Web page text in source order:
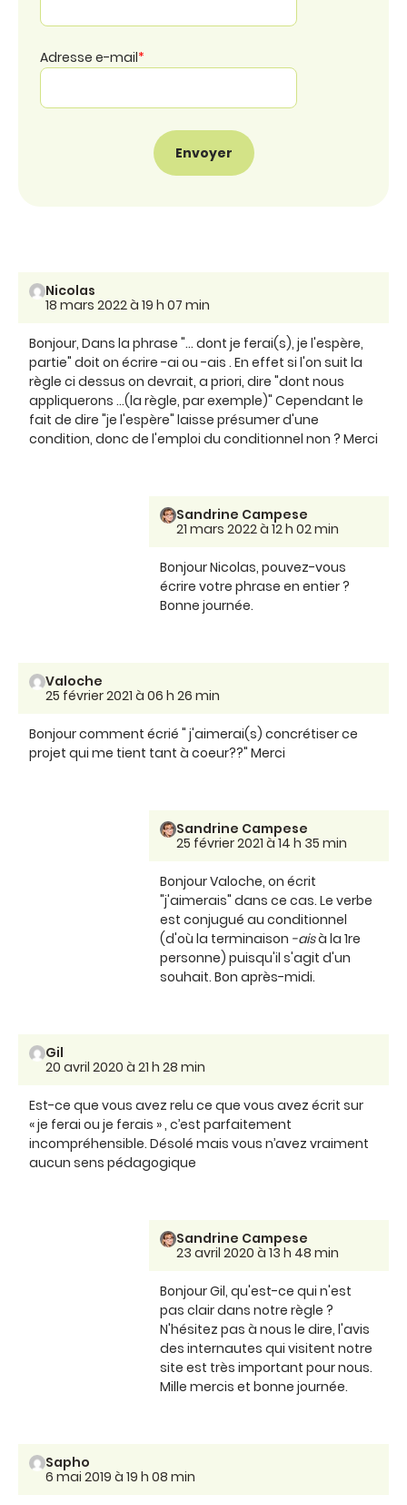
Adresse e-mail*
Nicolas
18 mars 2022 à 19 h 07 min
Bonjour, Dans la phrase "... dont je ferai(s), je l'espère,
partie" doit on écrire -ai ou -ais . En effet si l'on suit la
règle ci dessus on devrait, a priori, dire "dont nous
appliquerons ...(la règle, par exemple)" Cependant le
fait de dire "je l'espère" laisse présumer d'une
condition, donc de l'emploi du conditionnel non ? Merci
Sandrine Campese
21 mars 2022 à 12 h 02 min
Bonjour Nicolas, pouvez-vous
écrire votre phrase en entier ?
Bonne journée.
Valoche
25 février 2021 à 06 h 26 min
Bonjour comment écrié " j'aimerai(s) concrétiser ce
projet qui me tient tant à coeur??" Merci
Sandrine Campese
25 février 2021 à 14 h 35 min
Bonjour Valoche, on écrit
"j'aimerais" dans ce cas. Le verbe
est conjugué au conditionnel
(d'où la terminaison -aisà la 1re
personne) puisqu'il s'agit d'un
souhait. Bon après-midi.
Gil
20 avril 2020 à 21 h 28 min
Est-ce que vous avez relu ce que vous avez écrit sur
« je ferai ou je ferais » , c’est parfaitement
incompréhensible. Désolé mais vous n’avez vraiment
aucun sens pédagogique
Sandrine Campese
23 avril 2020 à 13 h 48 min
Bonjour Gil, qu'est-ce qui n'est
pas clair dans notre règle ?
N'hésitez pas à nous le dire, l'avis
des internautes qui visitent notre
site est très important pour nous.
Mille mercis et bonne journée.
Sapho
6 mai 2019 à 19 h 08 min